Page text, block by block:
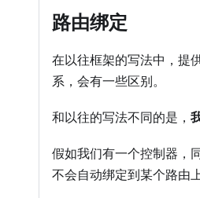
路由绑定
在以往框架的写法中，提
系，会有一些区别。
和以往的写法不同的是，
假如我们有一个控制器，
不会自动绑定到某个路由